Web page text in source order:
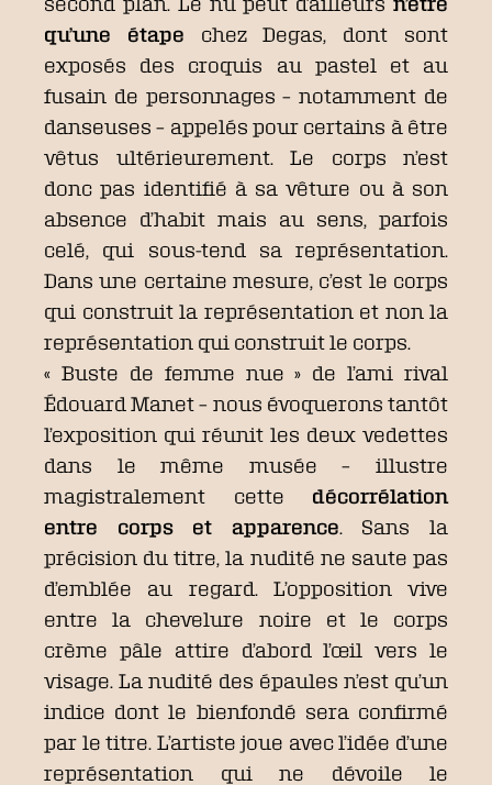
qu’une étape chez Degas, dont sont
exposés des croquis au pastel et au
fusain de personnages – notamment de
danseuses – appelés pour certains à être
vêtus ultérieurement. Le corps n’est
donc pas identifié à sa vêture ou à son
absence d’habit mais au sens, parfois
celé, qui sous-tend sa représentation.
Dans une certaine mesure, c’est le corps
qui construit la représentation et non la
représentation qui construit le corps.
« Buste de femme nue » de l’ami rival
Édouard Manet – nous évoquerons tantôt
l’exposition qui réunit les deux vedettes
dans le même musée – illustre
magistralement cette décorrélation
entre corps et apparence . Sans la
précision du titre, la nudité ne saute pas
d’emblée au regard. L’opposition vive
entre la chevelure noire et le corps
crème pâle attire d’abord l’œil vers le
visage. La nudité des épaules n’est qu’un
indice dont le bienfondé sera confirmé
par le titre. L’artiste joue avec l’idée d’une
représentation qui ne dévoile le